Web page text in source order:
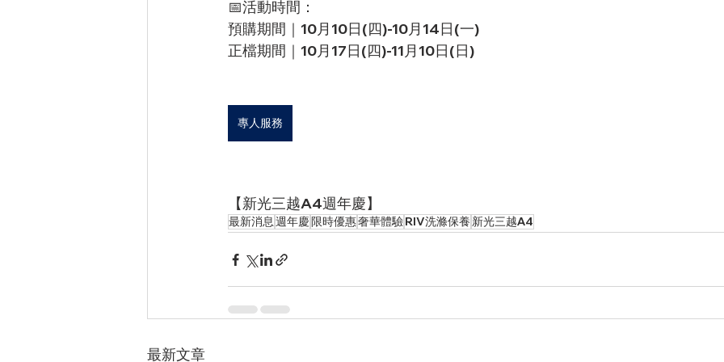
📅活動時間：
預購期間｜10月10日(四)-10月14日(一)
正檔期間｜10月17日(四)-11月10日(日)
專人服務
【新光三越A4週年慶】
最新消息週年慶限時優惠奢華體驗RIV洗滌保養 新光三越A4
最新文章